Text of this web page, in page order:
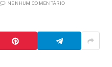
NENHUM COMENTÁRIO